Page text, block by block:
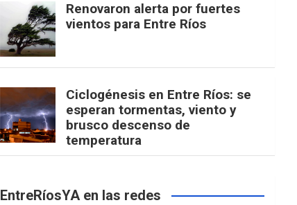
Renovaron alerta por fuertes
vientos para Entre Ríos
Ciclogénesis en Entre Ríos: se
esperan tormentas, viento y
brusco descenso de
temperatura
EntreRíosYA en las redes